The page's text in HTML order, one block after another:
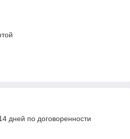
дней по договоренности